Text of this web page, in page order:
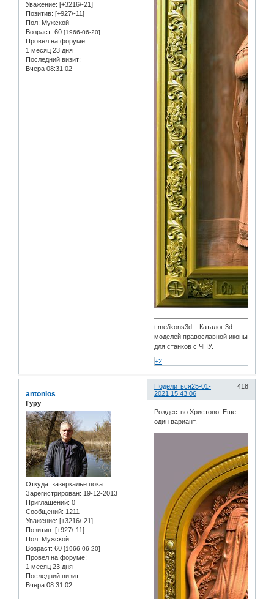
Уважение: [+3216/-21]
Позитив: [+927/-11]
Пол: Мужской
Возраст: 60 [1966-06-20]
Провел на форуме:
1 месяц 23 дня
Последний визит:
Вчера 08:31:02
t.me/ikons3d Каталог 3d
моделей православной иконы
для станков с ЧПУ.
+2
Поделиться 418
25-01-
2021 15:43:06
antonios
Гуру
Откуда: зазеркалье пока
Зарегистрирован: 19-12-2013
Приглашений: 0
Сообщений: 1211
Уважение: [+3216/-21]
Позитив: [+927/-11]
Пол: Мужской
Возраст: 60 [1966-06-20]
Провел на форуме:
1 месяц 23 дня
Последний визит:
Вчера 08:31:02
Рождество Христово. Еще
один вариант.